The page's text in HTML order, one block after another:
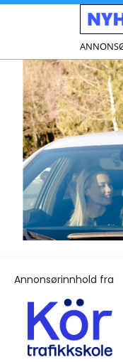
Annonsørinnhold fra